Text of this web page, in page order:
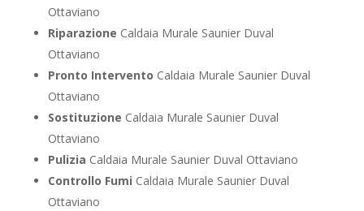
Ottaviano
Riparazione Caldaia Murale Saunier Duval
Ottaviano
Pronto Intervento Caldaia Murale Saunier Duval
Ottaviano
Sostituzione Caldaia Murale Saunier Duval
Ottaviano
Pulizia Caldaia Murale Saunier Duval Ottaviano
Controllo Fumi Caldaia Murale Saunier Duval
Ottaviano